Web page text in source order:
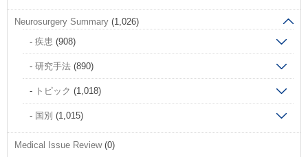
Neurosurgery Summary (1,026)
疾患 (908)
研究手法 (890)
トピック (1,018)
国別 (1,015)
Medical Issue Review(0)